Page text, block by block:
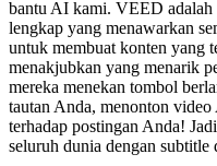
bantu AI kami. VEED adalah
lengkap yang menawarkan
untuk membuat konten yang
menakjubkan yang menarik
mereka menekan tombol
tautan Anda, menonton
terhadap postingan Anda!
seluruh dunia dengan subtitle